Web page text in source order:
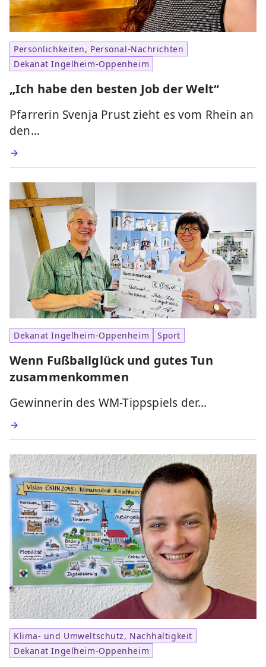
Persönlichkeiten, Personal-Nachrichten
Dekanat Ingelheim-Oppenheim
„Ich habe den besten Job der Welt“
Pfarrerin Svenja Prust zieht es vom Rhein an
den…
Dekanat Ingelheim-Oppenheim Sport
Wenn Fußballglück und gutes Tun
zusammenkommen
Gewinnerin des WM-Tippspiels der…
Klima- und Umweltschutz, Nachhaltigkeit
Dekanat Ingelheim-Oppenheim